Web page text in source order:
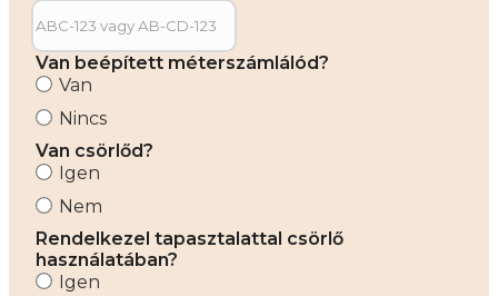
Van beépített méterszámlálód?
Van
Nincs
Van csörlőd?
Igen
Nem
Rendelkezel tapasztalattal csörlő
használatában?
Igen